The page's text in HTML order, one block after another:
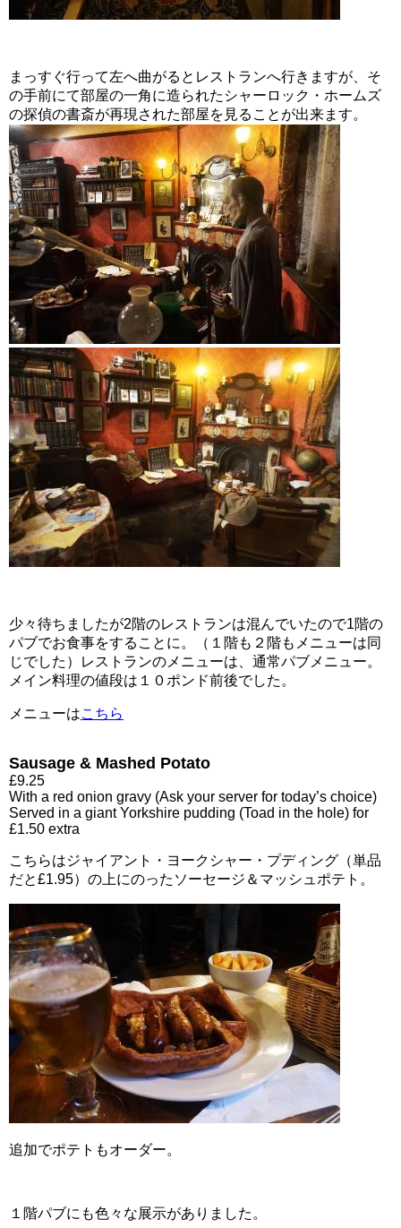
まっすぐ行って左へ曲がるとレストランへ行きますが、そ
の手前にて部屋の一角に造られたシャーロック・ホームズ
の探偵の書斎が再現された部屋を見ることが出来ます。
少々待ちましたが2階のレストランは混んでいたので1階の
パブでお食事をすることに。（１階も２階もメニューは同
じでした）
レストランのメニューは、通常パブメニュー。
メイン料理の値段は１０ポンド前後でした。
メニューはこちら
Sausage & Mashed Potato
£9.25
With a red onion gravy (Ask your server for today’s choice)
Served in a giant Yorkshire pudding (Toad in the hole) for
£1.50 extra
こちらはジャイアント・ヨークシャー・プディング（単品
だと£1.95）の上にのったソーセージ＆マッシュポテト。
追加でポテトもオーダー。
１階パブにも色々な展示がありました。